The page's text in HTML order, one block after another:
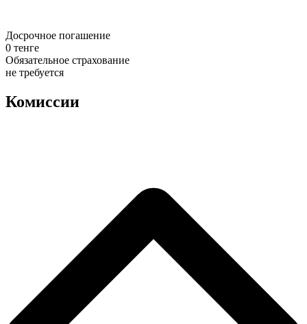
Досрочное погашение
0 тенге
Обязательное страхование
не требуется
Комиссии